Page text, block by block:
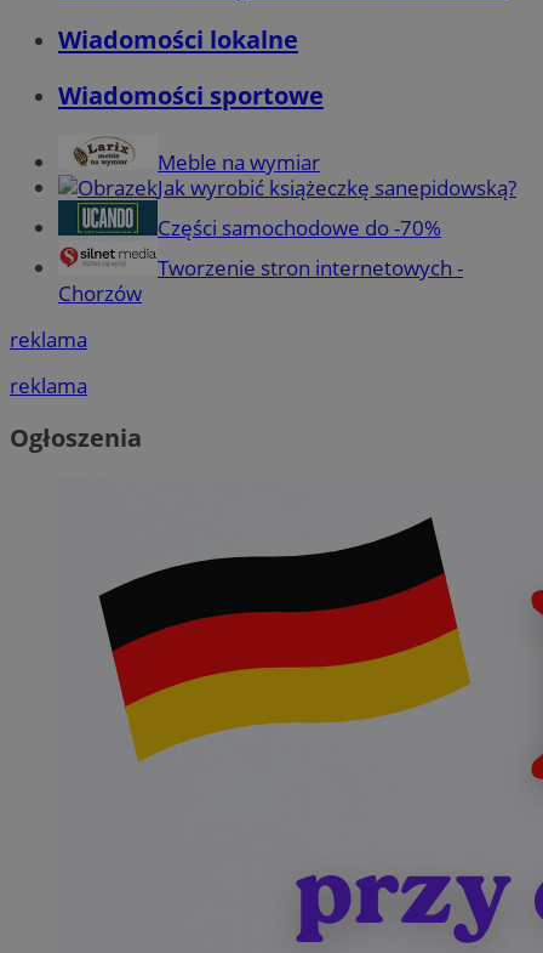
Wiadomości lokalne
Wiadomości sportowe
Meble na wymiar
Jak wyrobić książeczkę sanepidowską?
Części samochodowe do -70%
Tworzenie stron internetowych -
Chorzów
reklama
reklama
Ogłoszenia